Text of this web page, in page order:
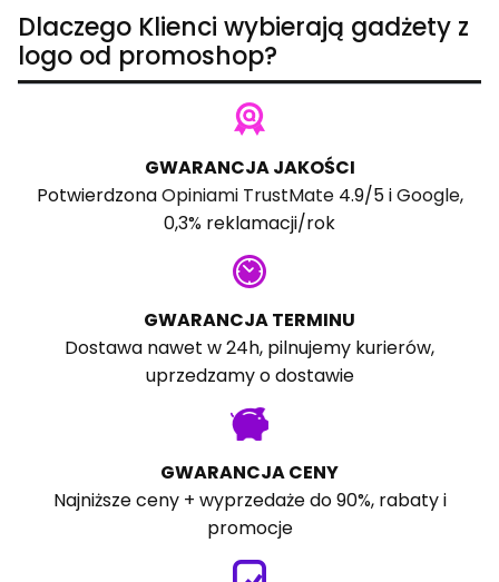
Dlaczego Klienci wybierają gadżety z
logo od promoshop?
GWARANCJA JAKOŚCI
PotwierdzonaOpiniami TrustMate4.9/5 iGoogle,
0,3% reklamacji/rok
GWARANCJA TERMINU
Dostawa nawet w 24h, pilnujemy kurierów,
uprzedzamy o dostawie
GWARANCJA CENY
Najniższe ceny + wyprzedaże do 90%, rabaty i
promocje